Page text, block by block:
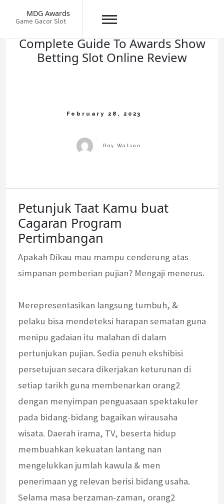
MDG Awards
Game Gacor Slot
Complete Guide To Awards Show
Betting Slot Online Review
Petunjuk Taat Kamu buat
Cagaran Program
Pertimbangan
Apakah Dikau mau mampu cenderung atas
simpanan pemberian pujian? Mengaji menerus.
Merepresentasikan langsung tumbuh, &
pelaku bisa mendeteksi harapan sematan guna
menipu gadaian itu malahan di dalam
pertunjukan pujian. Sedia penuh ekshibisi
persetujuan secara dikerjakan keturunan di
setiap tarikh guna membenarkan orang2
dengan menyimpan penguasaan spektakuler
pada bidang-bidang bagaikan wirausaha
wisata. Daerah irama, TV, beserta hidup
membuahkan kekuatan lantang nan
mengelukkan jumlah kawula & men
penerimaan yg relevan berisi bidang usaha.
Selama masa berzaman-zaman, orang2